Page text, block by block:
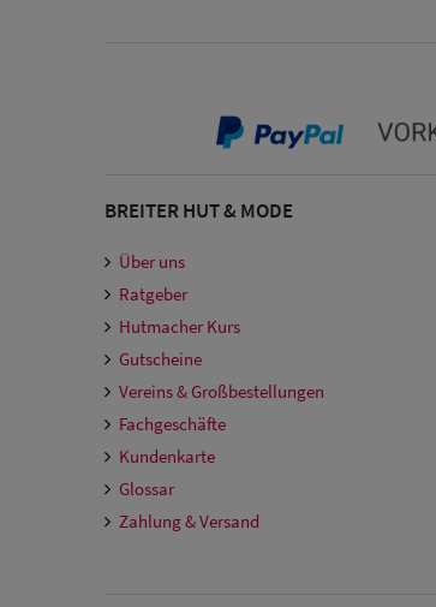
BREITER HUT & MODE
Über uns
Ratgeber
Hutmacher Kurs
Gutscheine
Vereins & Großbestellungen
Fachgeschäfte
Kundenkarte
Glossar
Zahlung & Versand